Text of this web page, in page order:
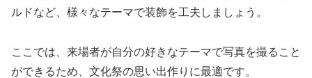
ルドなど、様々なテーマで装飾を工夫しましょう。
ここでは、来場者が自分の好きなテーマで写真を撮ること
ができるため、文化祭の思い出作りに最適です。